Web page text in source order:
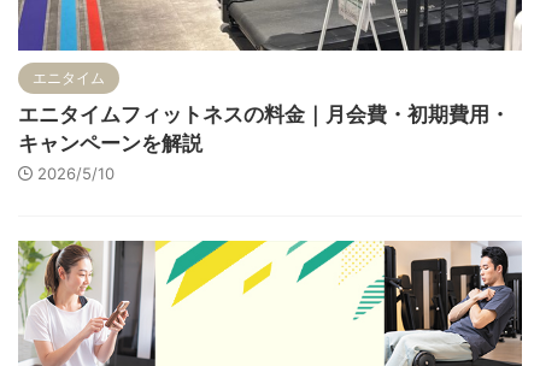
エニタイム
エニタイムフィットネスの料金｜月会費・初期費用・
キャンペーンを解説
2026/5/10